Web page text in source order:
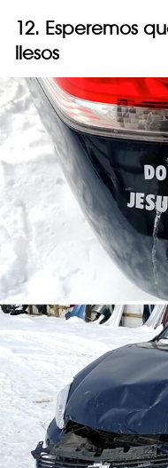
12. Esperemos
ilesos